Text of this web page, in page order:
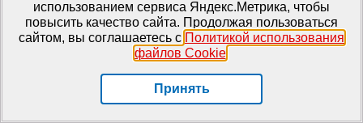
исчезнуть, и ты не сможешь ему ничем помочь, даже
не узнаешь, была ли нужна твоя помощь. Вся эта
безнадежность скрывается за мечтами о том, как
когда-нибудь «мы все заживем», это обсуждается
почти каждый день, но всем ясно, что скорее всего
это так и останется мечтой.
V
использованием сервиса Яндекс.Метрика, чтобы
повысить качество сайта. Продолжая пользоваться
сайтом, вы соглашаетесь с Политикой использования
файлов Cookie.
Принять